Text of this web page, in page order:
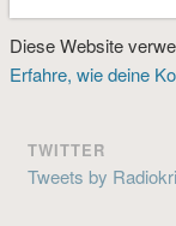
Diese Website
Erfahre, wie deine
TWITTER
Tweets by